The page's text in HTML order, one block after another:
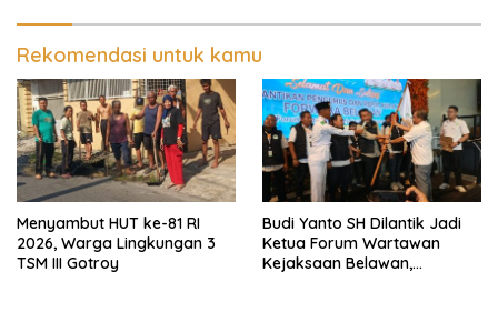
MBG
Rekomendasi untuk kamu
Menyambut HUT ke-81 RI
2026, Warga Lingkungan 3
TSM III Gotroy
Budi Yanto SH Dilantik Jadi
Ketua Forum Wartawan
Kejaksaan Belawan,